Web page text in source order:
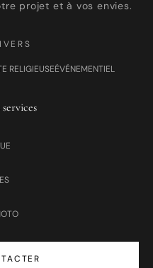
projet et à vos envies.
RELIGIEUSEÉVÉNEMENTIEL